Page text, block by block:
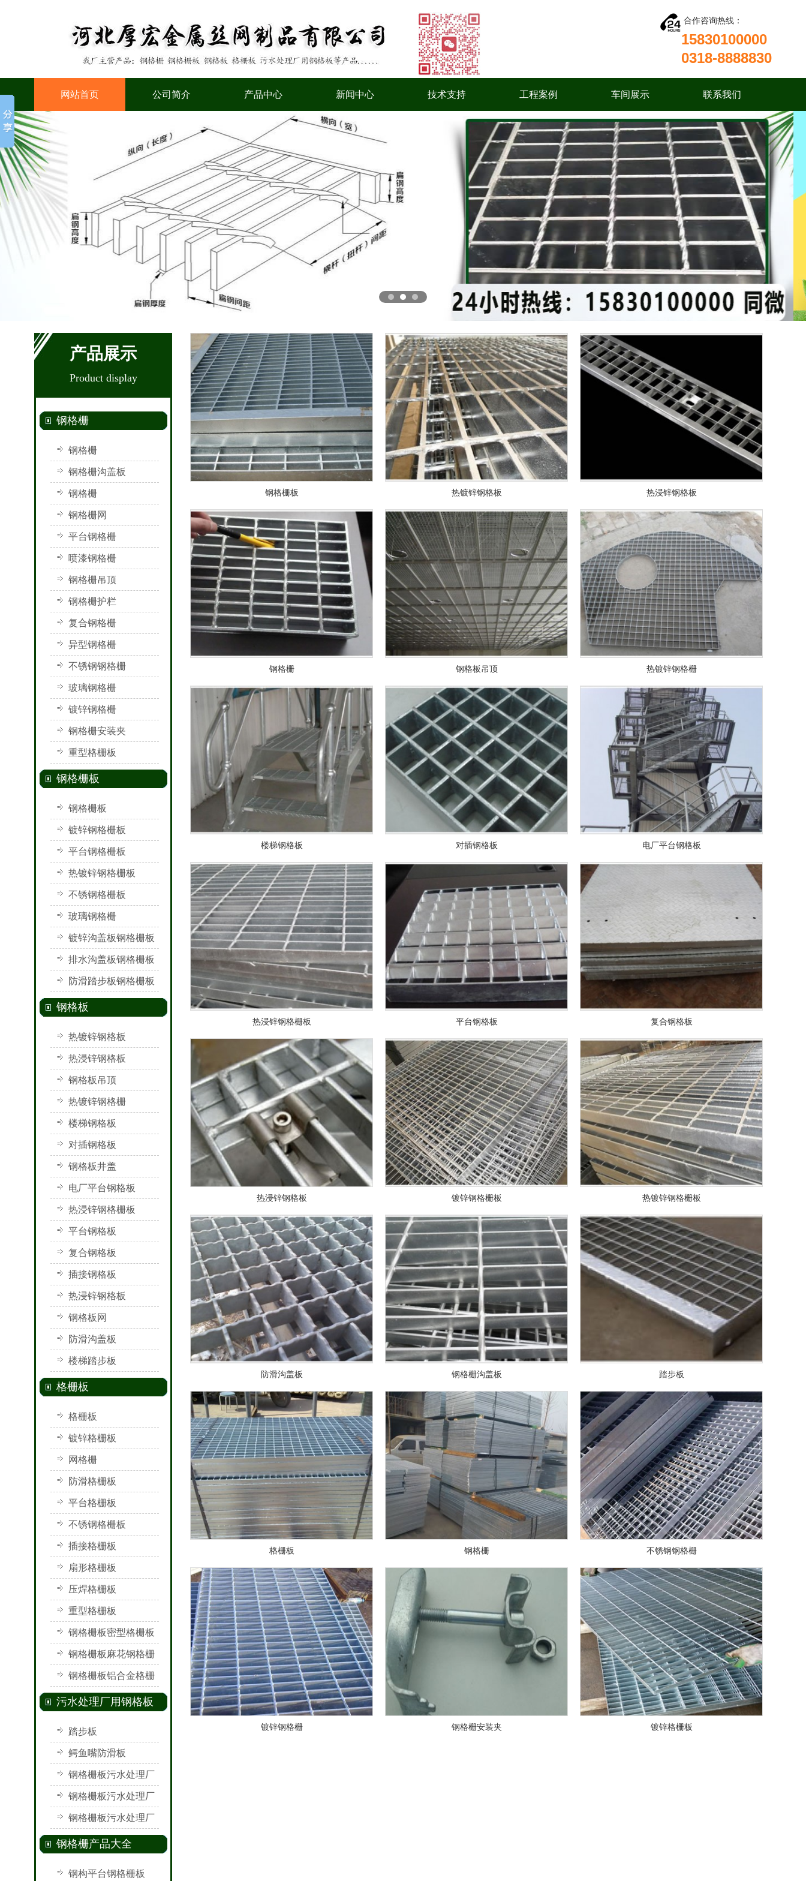
合作咨询热线：
15830100000
0318-8888830
网站首页 公司简介 产品中心 新闻中心 技术支持 工程案例 车间展示 联系我们
产品展示
Product display
钢格栅
钢格栅
钢格栅沟盖板
钢格栅
钢格栅网
平台钢格栅
喷漆钢格栅
钢格栅吊顶
钢格栅护栏
复合钢格栅
异型钢格栅
不锈钢钢格栅
玻璃钢格栅
镀锌钢格栅
钢格栅安装夹
重型格栅板
钢格栅板
钢格栅板
镀锌钢格栅板
平台钢格栅板
热镀锌钢格栅板
不锈钢格栅板
玻璃钢格栅
镀锌沟盖板钢格栅板
排水沟盖板钢格栅板
防滑踏步板钢格栅板
钢格板
热镀锌钢格板
热浸锌钢格板
钢格板吊顶
热镀锌钢格栅
楼梯钢格板
对插钢格板
钢格板井盖
电厂平台钢格板
热浸锌钢格栅板
平台钢格板
复合钢格板
插接钢格板
热浸锌钢格板
钢格板网
防滑沟盖板
楼梯踏步板
格栅板
格栅板
镀锌格栅板
网格栅
防滑格栅板
平台格栅板
不锈钢格栅板
插接格栅板
扇形格栅板
压焊格栅板
重型格栅板
钢格栅板密型格栅板
钢格栅板麻花钢格栅
板
钢格栅板铝合金格栅
板
污水处理厂用钢格板
踏步板
鳄鱼嘴防滑板
钢格栅板污水处理厂
用钢格栅板
钢格栅板污水处理厂
用钢格栅
钢格栅板污水处理厂
用钢格板
钢格栅产品大全
钢构平台钢格栅板
钢格栅板 热镀锌钢格板 热浸锌钢格板
钢格栅 钢格板吊顶 热镀锌钢格栅
楼梯钢格板 对插钢格板 电厂平台钢格板
热浸锌钢格栅板 平台钢格板 复合钢格板
热浸锌钢格板 镀锌钢格栅板 热镀锌钢格栅板
防滑沟盖板 钢格栅沟盖板 踏步板
格栅板 钢格栅 不锈钢钢格栅
镀锌钢格栅 钢格栅安装夹 镀锌格栅板